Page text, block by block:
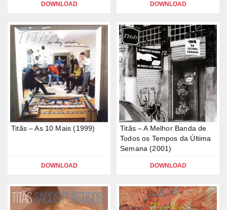
DOWNLOAD DOWNLOAD
Titãs – As 10 Mais (1999)
DOWNLOAD
Titãs – A Melhor Banda de
Todos os Tempos da Última
Semana (2001)
DOWNLOAD